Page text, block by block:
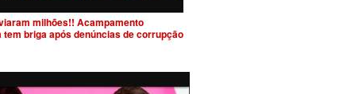
milhões!! Acampamento
tem briga após denúncias de corrupção